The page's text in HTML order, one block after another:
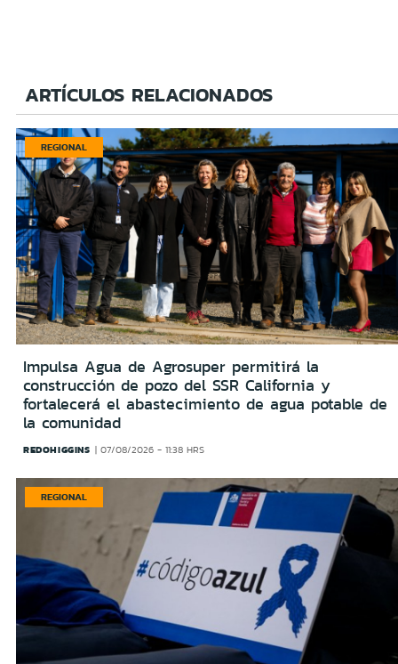
ARTÍCULOS RELACIONADOS
REGIONAL
Impulsa Agua de Agrosuper permitirá la
construcción de pozo del SSR California y
fortalecerá el abastecimiento de agua potable de
la comunidad
REDOHIGGINS 07/08/2026 - 11:38 HRS
REGIONAL